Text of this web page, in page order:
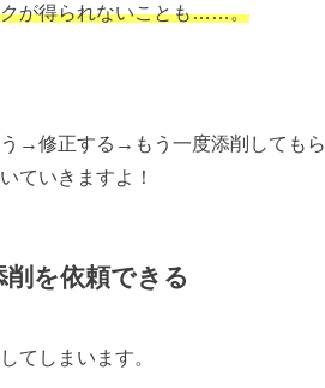
クが得られないことも……。
→修正する→もう一度添削してもら
ていきますよ！
を依頼できる
てしまいます。